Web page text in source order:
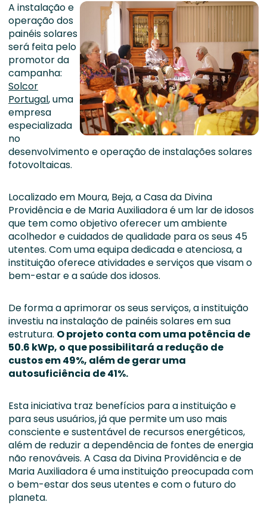
A instalação e
operação dos
painéis solares
será feita pelo
promotor da
campanha:
Solcor
Portugal, uma
empresa
especializada
no
desenvolvimento e operação de instalações solares
fotovoltaicas.
Localizado em Moura, Beja, a Casa da Divina
Providência e de Maria Auxiliadora é um lar de idosos
que tem como objetivo oferecer um ambiente
acolhedor e cuidados de qualidade para os seus 45
utentes. Com uma equipa dedicada e atenciosa, a
instituição oferece atividades e serviços que visam o
bem-estar e a saúde dos idosos.
De forma a aprimorar os seus serviços, a instituição
investiu na instalação de painéis solares em sua
estrutura. O projeto conta com uma potência de
50.6 kWp, o que possibilitará a redução de
custos em 49%, além de gerar uma
autosuficiência de 41%.
Esta iniciativa traz benefícios para a instituição e
para seus usuários, já que permite um uso mais
consciente e sustentável de recursos energéticos,
além de reduzir a dependência de fontes de energia
não renováveis. A Casa da Divina Providência e de
Maria Auxiliadora é uma instituição preocupada com
o bem-estar dos seus utentes e com o futuro do
planeta.